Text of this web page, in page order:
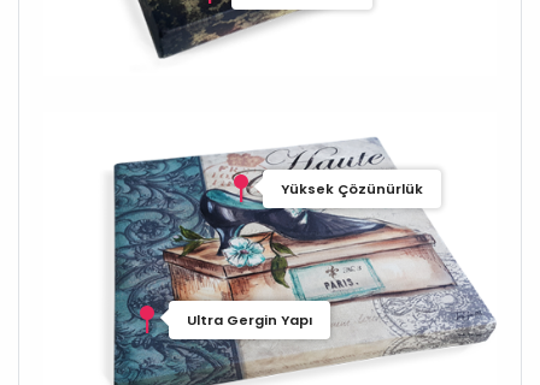
Yüksek Çözünürlük
Ultra Gergin Yapı